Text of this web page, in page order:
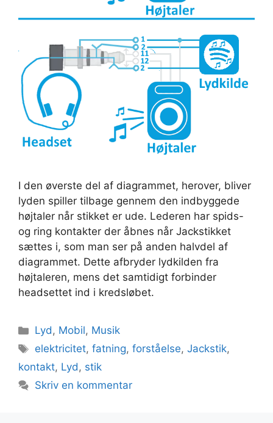
I den øverste del af diagrammet, herover, bliver
lyden spiller tilbage gennem den indbyggede
højtaler når stikket er ude. Lederen har spids-
og ring kontakter der åbnes når Jackstikket
sættes i, som man ser på anden halvdel af
diagrammet. Dette afbryder lydkilden fra
højtaleren, mens det samtidigt forbinder
headsettet ind i kredsløbet.
Kategorier
Lyd, Mobil, Musik
Tags
elektricitet,fatning,forståelse,Jackstik,
kontakt, Lyd, stik
Skriv en kommentar